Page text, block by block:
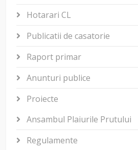
Hotarari CL
Publicatii de casatorie
Raport primar
Anunturi publice
Proiecte
Ansambul Plaiurile Prutului
Regulamente